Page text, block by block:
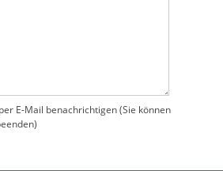
E-Mail benachrichtigen (Sie können